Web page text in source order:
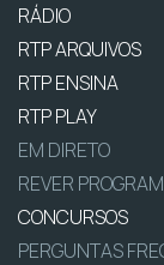
RÁDIO
RTP ARQUIVOS
RTP ENSINA
RTP PLAY
EM DIRETO
REVER
CONCURSOS
PERGUNTAS